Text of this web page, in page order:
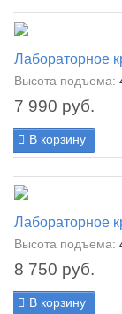
Лабораторное
Высота подъема:
7 990 руб.
В корзину
Лабораторное
Высота подъема:
8 750 руб.
В корзину